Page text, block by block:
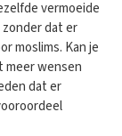
vermoeide
dat er
moslims. Kan je
meer wensen
dat er